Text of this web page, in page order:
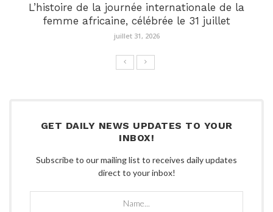
L’histoire de la journée internationale de la
femme africaine, célébrée le 31 juillet
juillet 31, 2026
GET DAILY NEWS UPDATES TO YOUR
INBOX!
Subscribe to our mailing list to receives daily updates
direct to your inbox!